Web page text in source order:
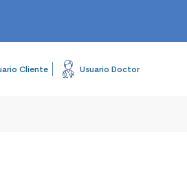
Cliente Usuario Doctor